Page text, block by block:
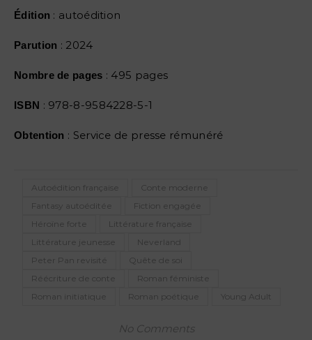
Édition : autoédition
Parution : 2024
Nombre de pages : 495 pages
ISBN : 978-8-9584228-5-1
Obtention : Service de presse rémunéré
Autoédition française
Conte moderne
Fantasy autoéditée
Fiction engagée
Héroïne forte
Littérature française
Littérature jeunesse
Neverland
Peter Pan revisité
Quête de soi
Réécriture de conte
Roman féministe
Roman initiatique
Roman poétique Young Adult
No Comments